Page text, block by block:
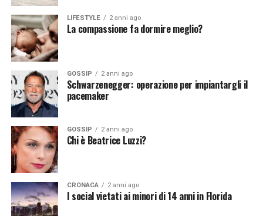
[fonte immagine: https://pixabay.com/it/photos/terra-
spazio-satelliti-monitoraggio-79533/]
Continua a leggere su atuttonotizie.it
Vuoi essere sempre aggiornato e ricevere le principali
notizie del giorno?
LIFESTYLE 2 anni ago
La compassione fa dormire meglio?
GOSSIP 2 anni ago
Schwarzenegger: operazione per impiantargli il
pacemaker
GOSSIP 2 anni ago
Chi è Beatrice Luzzi?
CRONACA 2 anni ago
I social vietati ai minori di 14 anni in Florida